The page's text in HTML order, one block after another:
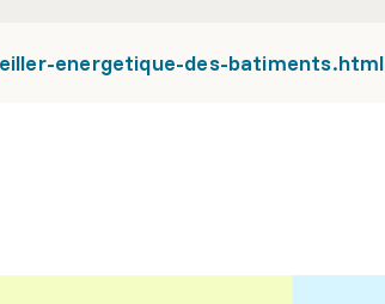
energetique-des-batiments.html